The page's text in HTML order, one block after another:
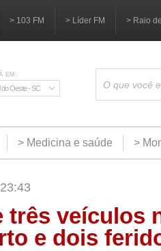
> 103 FM > Líder FM > Raio
EM:
do Oeste - SC
> Medicina e saúde >
três veículos
e dois